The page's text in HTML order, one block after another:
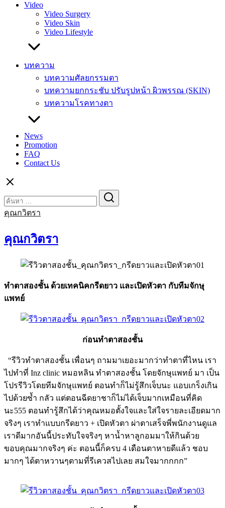
Video
Video Surgery
Video Skin
Video Lifestyle
บทความ
บทความศัลยกรรมตา
บทความยกกระชับ ปรับรูปหน้า ผิวพรรณ (SKIN)
บทความโรคทางตา
News
Promotion
FAQ
Contact Us
for:
คุณกวิตรา
คุณกวิตรา
ทำตาสองชั้น ด้วยเทคนิคกรีดยาว และเปิดหัวตา กับทีมจักษุ
แพทย์
ก่อนทำตาสองชั้น
“รีวิวทำตาสองชั้น เพื่อนๆ ถามมาเยอะมากว่าทำตาที่ไหน เรา
ไปทำที่ Inz clinic หมอหลิน ทำตาสองชั้น โดยจักษุแพทย์ มา เป็น
โปรรีวิวโดยทีมจักษุแพทย์ ตอนทำก็ไม่รู้สึกเจ็บนะ แอบเกร็งเกิน
ไปด้วยซ้ำ กลัว แต่ตอนฉีดยาชาก็ไม่ได้เจ็บมากเหมือนที่คิด
นะ555 ตอนทำรู้สึกได้ว่าคุณหมอตั้งใจและใส่ใจรายละเอียดมาก
จริงๆ เราทำแบบกรีดยาว + เปิดหัวตา ผ่าตาเสร็จพี่พนักงานดูแล
เราดีมากอันนี้ประทับใจจริงๆ หาน้ำหาลูกอมมาให้กินด้วย
ขอบคุณมากจริงๆ ค่ะ ตอนนี้ก็ครบ 4 เดือนตาหายดีแล้ว ชอบ
มากๆ ได้ตาหวานๆตามที่รีเควสไปเลย สมใจมากกกก”